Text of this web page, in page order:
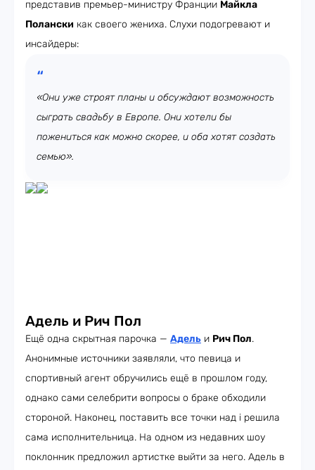
представив премьер-министру Франции Майкла
Полански как своего жениха. Слухи подогревают и
инсайдеры:
«Они уже строят планы и обсуждают возможность
сыграть свадьбу в Европе. Они хотели бы
пожениться как можно скорее, и оба хотят создать
семью».
Адель и Рич Пол
Ещё одна скрытная парочка — Адель и Рич Пол.
Анонимные источники заявляли, что певица и
спортивный агент обручились ещё в прошлом году,
однако сами селебрити вопросы о браке обходили
стороной. Наконец, поставить все точки над i решила
сама исполнительница. На одном из недавних шоу
поклонник предложил артистке выйти за него. Адель в